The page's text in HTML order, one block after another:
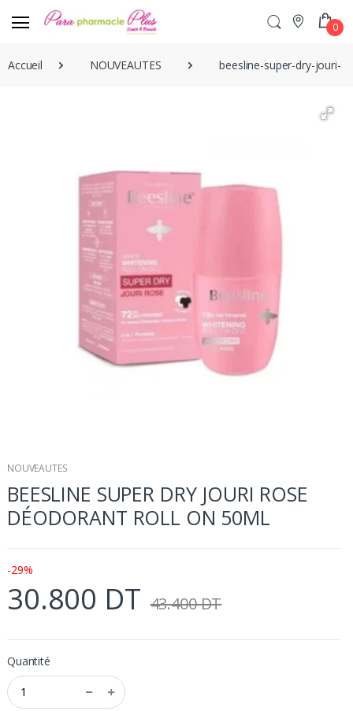
0
Accueil NOUVEAUTES beesline-super-dry-jouri-
NOUVEAUTES
BEESLINE SUPER DRY JOURI ROSE
DÉODORANT ROLL ON 50ML
-29%
30.800 DT 43.400 DT
Quantité